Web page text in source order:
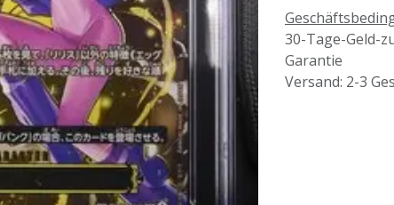
30-Tage-Geld-
Garantie
Versand: 2-3